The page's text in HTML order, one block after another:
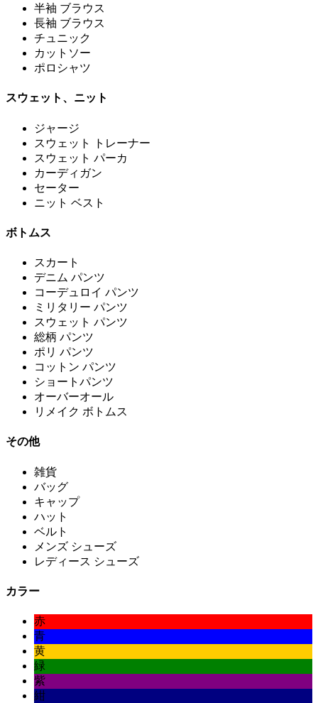
半袖 ブラウス
長袖 ブラウス
チュニック
カットソー
ポロシャツ
スウェット、ニット
ジャージ
スウェット トレーナー
スウェット パーカ
カーディガン
セーター
ニット ベスト
ボトムス
スカート
デニム パンツ
コーデュロイ パンツ
ミリタリー パンツ
スウェット パンツ
総柄 パンツ
ポリ パンツ
コットン パンツ
ショートパンツ
オーバーオール
リメイク ボトムス
その他
雑貨
バッグ
キャップ
ハット
ベルト
メンズ シューズ
レディース シューズ
カラー
赤
青
黄
緑
紫
紺